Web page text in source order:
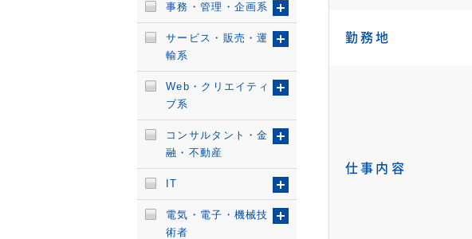
勤務地
仕事内容
事務・管理・企画系
サービス・販売・運
輸系
Web・クリエイティ
ブ系
コンサルタント・金
融・不動産
IT
電気・電子・機械技
術者